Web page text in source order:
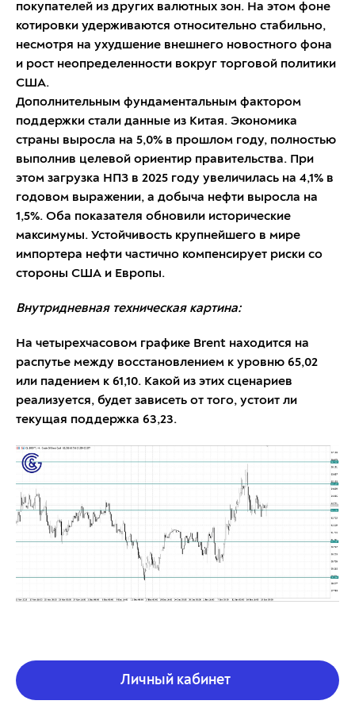
покупателей из других валютных зон. На этом фоне
котировки удерживаются относительно стабильно,
несмотря на ухудшение внешнего новостного фона
и рост неопределенности вокруг торговой политики
США.
Дополнительным фундаментальным фактором
поддержки стали данные из Китая. Экономика
страны выросла на 5,0% в прошлом году, полностью
выполнив целевой ориентир правительства. При
этом загрузка НПЗ в 2025 году увеличилась на 4,1% в
годовом выражении, а добыча нефти выросла на
1,5%. Оба показателя обновили исторические
максимумы. Устойчивость крупнейшего в мире
импортера нефти частично компенсирует риски со
стороны США и Европы.
Внутридневная техническая картина:
На четырехчасовом графике Brent находится на
распутье между восстановлением к уровню 65,02
или падением к 61,10. Какой из этих сценариев
реализуется, будет зависеть от того, устоит ли
текущая поддержка 63,23.
Личный кабинет